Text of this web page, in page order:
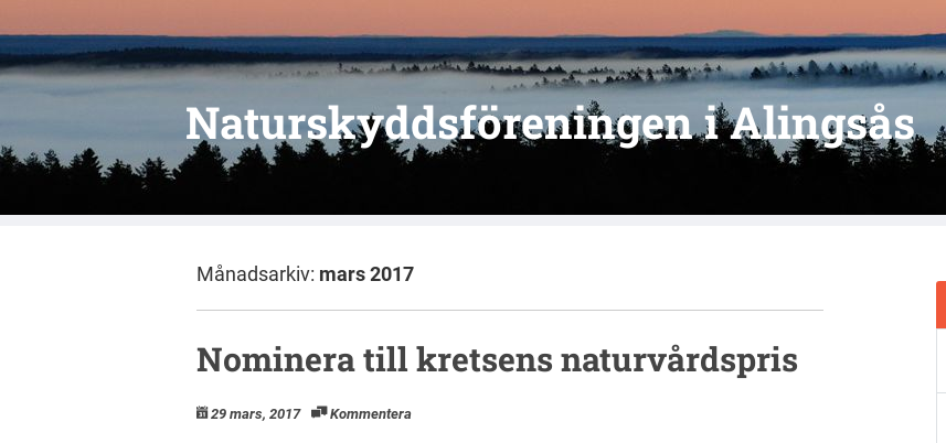
Naturskyddsföreningen i Alingsås
Månadsarkiv: mars 2017
Nominera till kretsens naturvårdspris
29 mars, 2017 Kommentera